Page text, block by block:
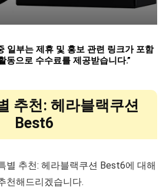
일부는 제휴 및 홍보 관련 링크가 포함
동으로 수수료를 제공받습니다.”
추천: 헤라블랙쿠션
Best6
별 추천: 헤라블랙쿠션 Best6에 대해
천해드리겠습니다.